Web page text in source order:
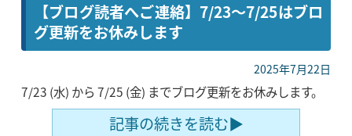
【ブログ読者へご連絡】7/23〜7/25はブロ
グ更新をお休みします
2025年7月22日
7/23 (水) から 7/25 (金) までブログ更新をお休みします。
記事の続きを読む▶